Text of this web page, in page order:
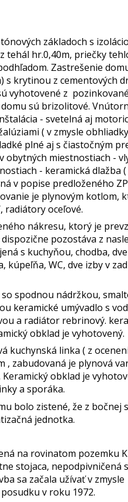
základoch s
tehál hr.0,40m, priečky
Zastrešenie
s krytinou z cementových
vyhotovené z
sú brizolitové.
- svetelná aj
( v zmysle
plné aj s čiastočným
obytných miestnostiach -
- keramická dlažba (
v popise predloženého
je plynovým kotlom,
radiátory oceľové.
nákresu, ktorý je
pozostáva z
s kuchyňou, chodba,
kúpeľňa, WC, dve izby v
so spodnou nádržkou,
keramické umývadlo s
a radiátor rebrinový.
obklad je vyhotovený.
kuchynská linka ( z
, zabudovaná je plynová
obklad je
a sporáka.
bolo zistené, že z bočnej
jednotka.
na rovinatom pozemku
stojaca, nepodpivničená
sa začala užívať v zmysle
v roku 1972.